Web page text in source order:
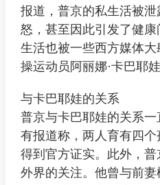
报道，普京的私生活被
怒，甚至因此引发了健
生活也被一些西方媒体
操运动员阿丽娜·卡巴耶
与卡巴耶娃的关系
普京与卡巴耶娃的关系一
有报道称，两人育有四
得到官方证实。此外，
外界的关注。他曾与前